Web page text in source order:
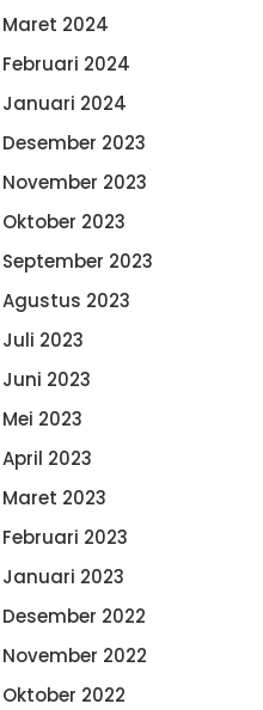
Maret 2024
Februari 2024
Januari 2024
Desember 2023
November 2023
Oktober 2023
September 2023
Agustus 2023
Juli 2023
Juni 2023
Mei 2023
April 2023
Maret 2023
Februari 2023
Januari 2023
Desember 2022
November 2022
Oktober 2022